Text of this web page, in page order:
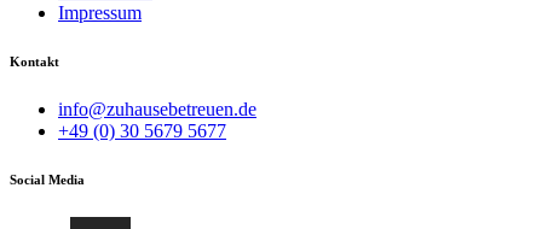
Impressum
Kontakt
info@zuhausebetreuen.de
+49 (0) 30 5679 5677
Social Media